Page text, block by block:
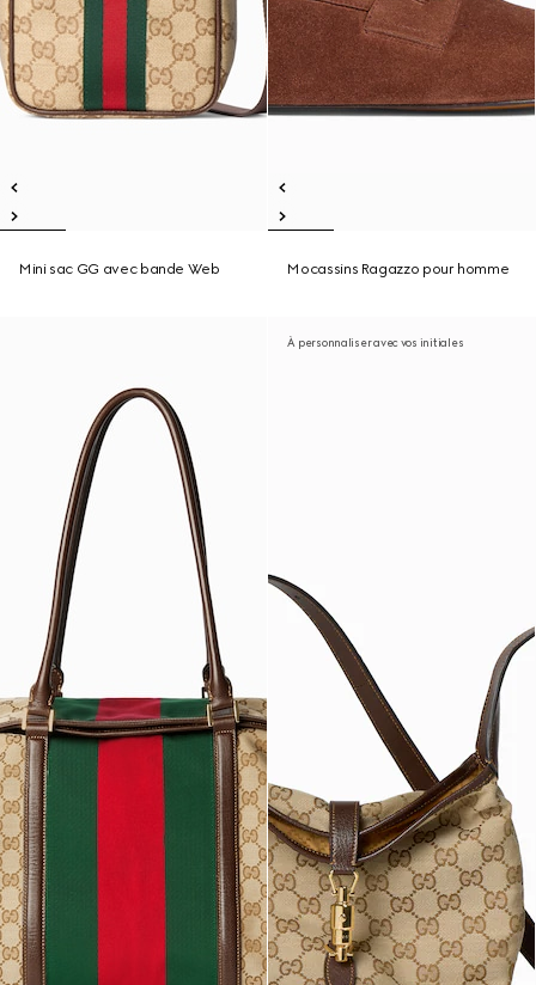
Mini sac GG avec bande Web Mocassins Ragazzo pour homme
À personnaliser avec vos initiales